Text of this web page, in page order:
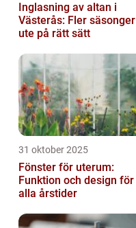
Inglasning av altan i
Västerås: Fler säsonger
ute på rätt sätt
31 oktober 2025
Fönster för uterum:
Funktion och design för
alla årstider